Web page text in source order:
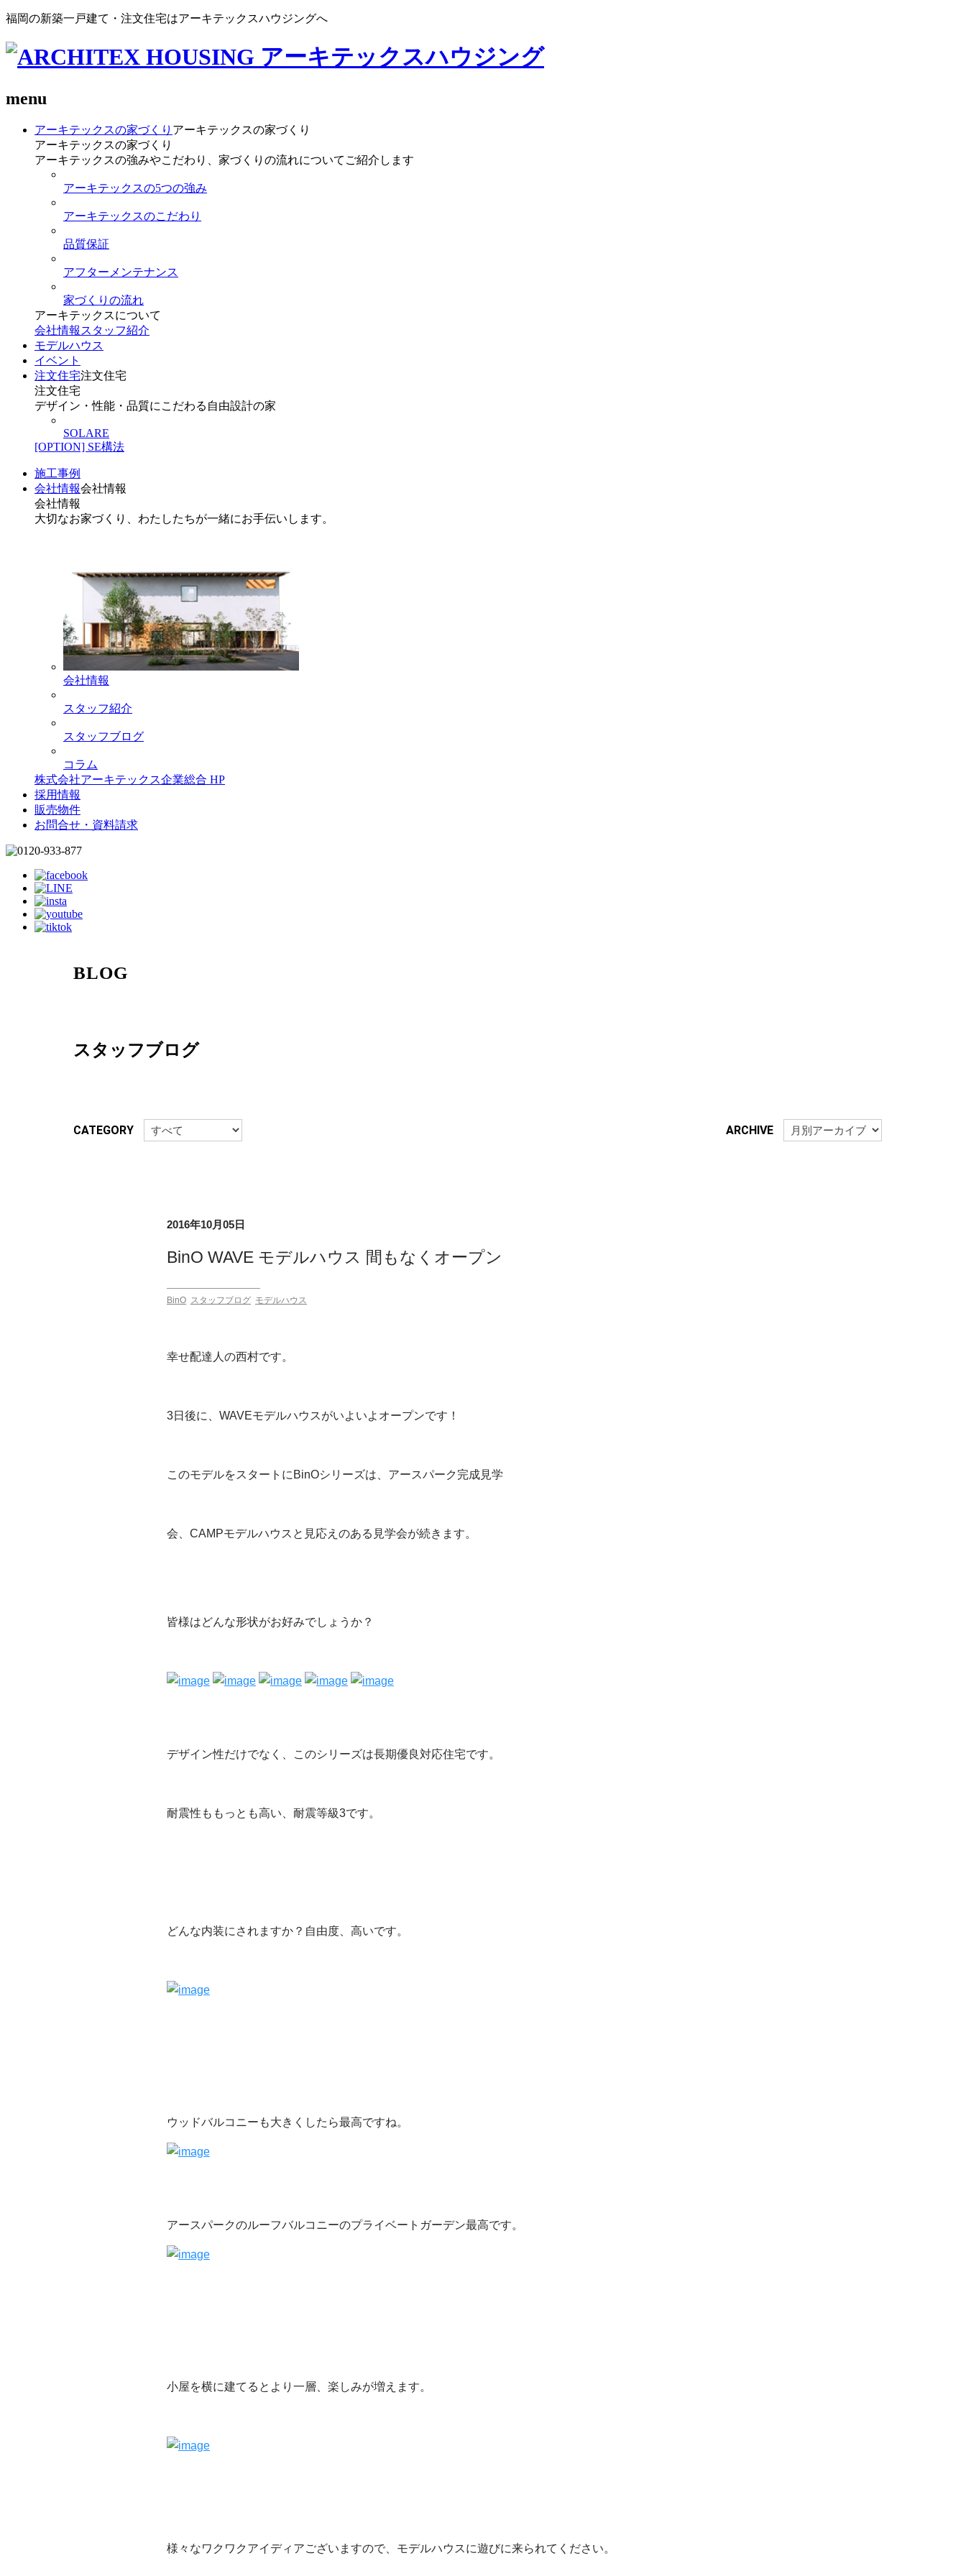
福岡の新築一戸建て・注文住宅はアーキテックスハウジングへ
menu
アーキテックスの家づくり アーキテックスの家づくり
アーキテックスの家づくり
アーキテックスの強みやこだわり、家づくりの流れについてご紹介します
アーキテックスの5つの強み
アーキテックスのこだわり
品質保証
アフターメンテナンス
家づくりの流れ
アーキテックスについて
会社情報 スタッフ紹介
モデルハウス
イベント
注文住宅注文住宅
注文住宅
デザイン・性能・品質にこだわる自由設計の家
SOLARE
[OPTION] SE構法
施工事例
会社情報会社情報
会社情報
大切なお家づくり、わたしたちが一緒にお手伝いします。
会社情報
スタッフ紹介
スタッフブログ
コラム
株式会社アーキテックス企業総合 HP
採用情報
販売物件
お問合せ・資料請求
BLOG
スタッフブログ
CATEGORY ARCHIVE
2016年10月05日
BinO WAVE モデルハウス 間もなくオープン
BinO スタッフブログ モデルハウス
幸せ配達人の西村です。
3日後に、WAVEモデルハウスがいよいよオープンです！
このモデルをスタートにBinOシリーズは、アースパーク完成見学
会、CAMPモデルハウスと見応えのある見学会が続きます。
皆様はどんな形状がお好みでしょうか？
デザイン性だけでなく、このシリーズは長期優良対応住宅です。
耐震性ももっとも高い、耐震等級3です。
どんな内装にされますか？自由度、高いです。
ウッドバルコニーも大きくしたら最高ですね。
アースパークのルーフバルコニーのプライベートガーデン最高です。
小屋を横に建てるとより一層、楽しみが増えます。
様々なワクワクアイディアございますので、モデルハウスに遊びに来られてください。